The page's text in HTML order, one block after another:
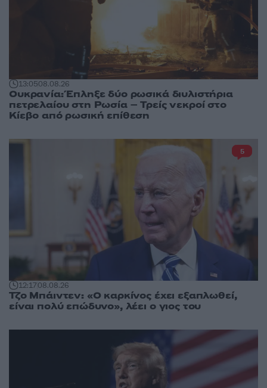
13:0508.08.26
Ουκρανία: Έπληξε δύο ρωσικά διυλιστήρια
πετρελαίου στη Ρωσία – Τρείς νεκροί στο
Κίεβο από ρωσική επίθεση
12:1708.08.26
Τζο Μπάιντεν: «Ο καρκίνος έχει εξαπλωθεί,
είναι πολύ επώδυνο», λέει ο γιος του
5